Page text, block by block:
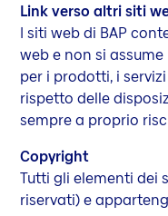
Link verso altri siti
I siti web di BAP
web e non si
per i prodotti, i
rispetto delle
sempre a proprio
Copyright
Tutti gli elementi dei
riservati) e